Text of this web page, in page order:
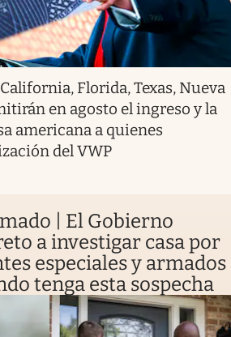
Florida, Texas, Nueva
en agosto el ingreso y la
americana a quienes
del VWP
| El Gobierno
a investigar casa por
especiales y armados
tenga esta sospecha